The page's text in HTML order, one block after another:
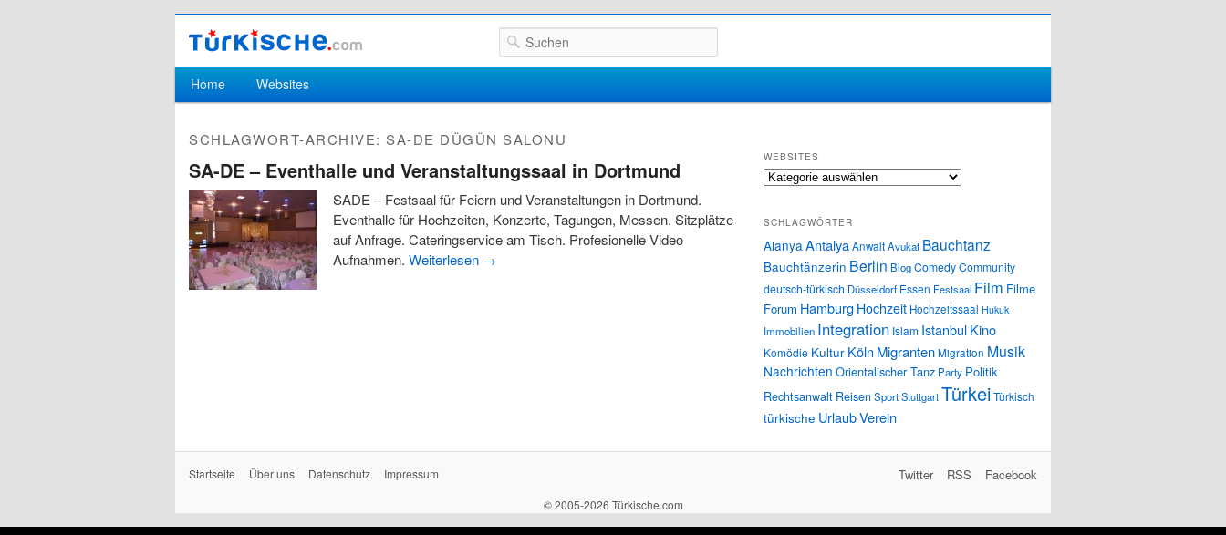
Suchen
Hauptmenü
Zum Inhalt wechseln
Zum sekundären Inhalt wechseln
Home Websites
SCHLAGWORT-ARCHIVE: SA-DE DÜGÜN SALONU
SA-DE – Eventhalle und Veranstaltungssaal in Dortmund
SADE – Festsaal für Feiern und Veranstaltungen in Dortmund.
Eventhalle für Hochzeiten, Konzerte, Tagungen, Messen. Sitzplätze
auf Anfrage. Cateringservice am Tisch. Profesionelle Video
Aufnahmen. Weiterlesen →
WEBSITES
Websites
SCHLAGWÖRTER
Alanya AntalyaAnwaltAvukat Bauchtanz
Bauchtänzerin Berlin BlogComedyCommunity
deutsch-türkisch Düsseldorf Essen Festsaal Film Filme
Forum Hamburg Hochzeit Hochzeitssaal Hukuk
Immobilien Integration Islam IstanbulKino
Komödie Kultur Köln MigrantenMigration Musik
Nachrichten Orientalischer Tanz Party Politik
Rechtsanwalt ReisenSportStuttgartTürkeiTürkisch
türkische UrlaubVerein
Startseite Über uns Datenschutz Impressum Facebook
RSS
Twitter
© 2005-2026 Türkische.com